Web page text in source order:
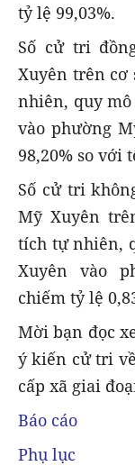
tỷ lệ 99,03%.
Số cử tri
Xuyên trên cơ
nhiên, quy
vào phường
98,20% so với
Số cử tri
Mỹ Xuyên
tích tự nhiên,
Xuyên vào
chiếm tỷ lệ
Mời bạn đọc
ý kiến cử tri
cấp xã giai
Báo cáo
Phụ lục